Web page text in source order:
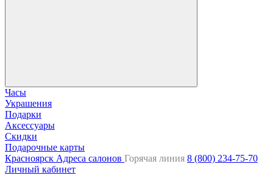
Часы
Украшения
Подарки
Аксессуары
Скидки
Подарочные карты
Красноярск Адреса салонов Горячая линия 8 (800) 234-75-70
Личный кабинет